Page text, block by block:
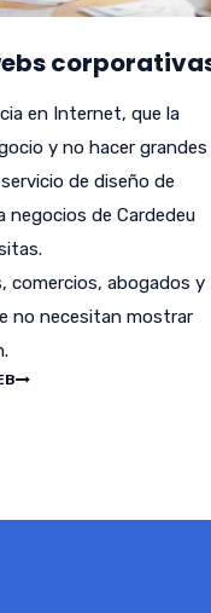
en Internet, que la
y no hacer grandes
de diseño de
negocios de Cardedeu
comercios, abogados y
no necesitan mostrar